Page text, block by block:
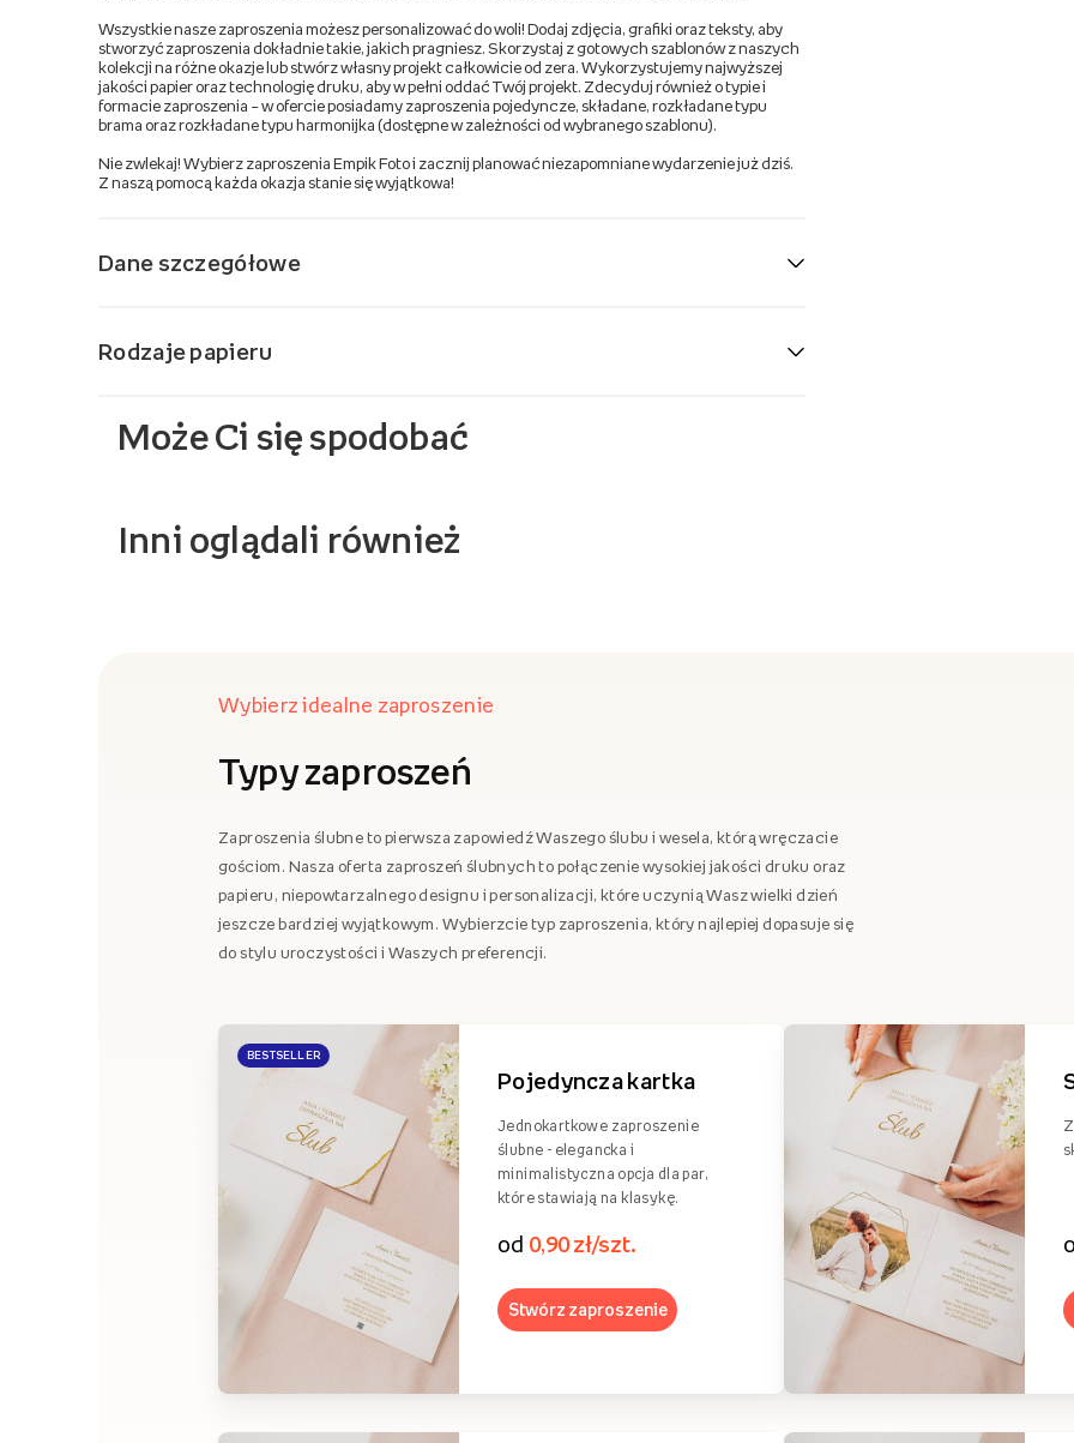
Wszystkie nasze zaproszenia możesz personalizować do woli! Dodaj zdjęcia, grafiki oraz teksty, aby
stworzyć zaproszenia dokładnie takie, jakich pragniesz. Skorzystaj z gotowych szablonów z naszych
kolekcji na różne okazje lub stwórz własny projekt całkowicie od zera. Wykorzystujemy najwyższej
jakości papier oraz technologię druku, aby w pełni oddać Twój projekt. Zdecyduj również o typie i
formacie zaproszenia – w ofercie posiadamy zaproszenia pojedyncze, składane, rozkładane typu
brama oraz rozkładane typu harmonijka (dostępne w zależności od wybranego szablonu).
Nie zwlekaj! Wybierz zaproszenia Empik Foto i zacznij planować niezapomniane wydarzenie już dziś.
Z naszą pomocą każda okazja stanie się wyjątkowa!
Dane szczegółowe
Rodzaje papieru
Może Ci się spodobać
Inni oglądali również
Wybierz idealne zaproszenie
Typy zaproszeń
BESTSELLER
Pojedyncza kartka
Jednokartkowe zaproszenie
ślubne - elegancka i
minimalistyczna opcja dla par,
od 0,90 zł/szt.
Stwórz zaproszenie